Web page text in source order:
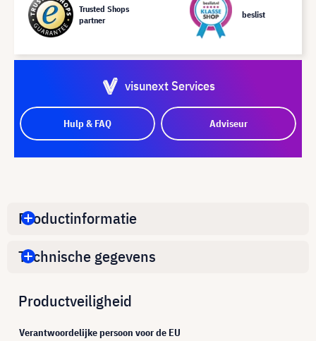
Trusted Shops
partner
beslist
visunext Services
Hulp & FAQ Adviseur
Productinformatie
Technische gegevens
Productveiligheid
Verantwoordelijke persoon voor de EU